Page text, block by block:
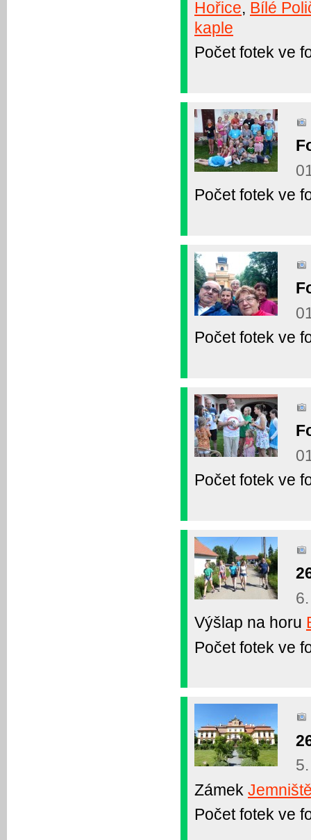
Hořice, Bílé
kaple
Počet fotek ve
Počet fotek ve
Počet fotek ve
Počet fotek ve
Výšlap na horu
Počet fotek ve
Zámek
Počet fotek ve